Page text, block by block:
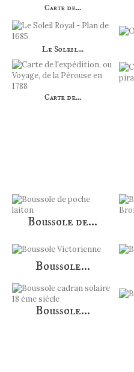
Carte de...
Le Soleil...
Carte de...
Boussole de...
Boussole...
Boussole...